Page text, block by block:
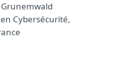
Cybersécurité,